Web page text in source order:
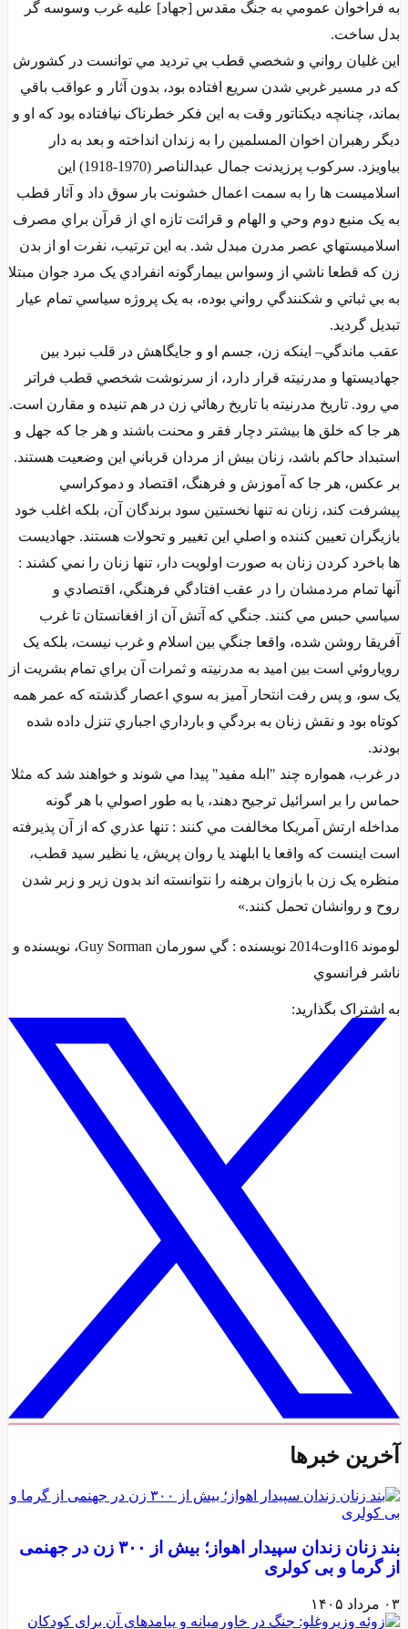
به فراخوان عمومي به جنگ مقدس [جهاد] عليه غرب وسوسه گر
بدل ساخت.
اين غليان رواني و شخصي قطب بي ترديد مي توانست در کشورش
که در مسير غربي شدن سريع افتاده بود، بدون آثار و عواقب باقي
بماند، چنانچه ديکتاتور وقت به اين فکر خطرناک نيافتاده بود که او و
ديگر رهبران اخوان المسلمين را به زندان انداخته و بعد به دار
بياويزد. سرکوب پرزيدنت جمال عبدالناصر (1970-1918) اين
اسلاميست ها را به سمت اعمال خشونت بار سوق داد و آثار قطب
به يک منبع دوم وحي و الهام و قرائت تازه اي از قرآن براي مصرف
اسلاميستهاي عصر مدرن مبدل شد. به اين ترتيب، نفرت او از بدن
زن که قطعا ناشي از وسواس بيمارگونه انفرادي يک مرد جوان مبتلا
به بي ثباتي و شکنندگي رواني بوده، به يک پروژه سياسي تمام عيار
تبديل گرديد.
عقب ماندگي– اينکه زن، جسم او و جايگاهش در قلب نبرد بين
جهاديستها و مدرنيته قرار دارد، از سرنوشت شخصي قطب فراتر
مي رود. تاريخ مدرنيته با تاريخ رهائي زن در هم تنيده و مقارن است.
هر جا که خلق ها بيشتر دچار فقر و محنت باشند و هر جا که جهل و
استبداد حاکم باشد، زنان بيش از مردان قرباني اين وضعيت هستند.
بر عکس، هر جا که آموزش و فرهنگ، اقتصاد و دموکراسي
پيشرفت کند، زنان نه تنها نخستين سود برندگان آن، بلکه اغلب خود
بازيگران تعيين کننده و اصلي اين تغيير و تحولات هستند. جهاديست
ها باخرد کردن زنان به صورت اولويت دار، تنها زنان را نمي کشند :
آنها تمام مردمشان را در عقب افتادگي فرهنگي، اقتصادي و
سياسي حبس مي کنند. جنگي که آتش آن از افغانستان تا غرب
آفريقا روشن شده، واقعا جنگي بين اسلام و غرب نيست، بلکه يک
روياروئي است بين اميد به مدرنيته و ثمرات آن براي تمام بشريت از
يک سو، و پس رفت انتحار آميز به سوي اعصار گذشته که عمر همه
کوتاه بود و نقش زنان به بردگي و بارداري اجباري تنزل داده شده
بودند.
در غرب، همواره چند "ابله مفيد" پيدا مي شوند و خواهند شد که مثلا
حماس را بر اسرائيل ترجيح دهند، يا به طور اصولي با هر گونه
مداخله ارتش آمريکا مخالفت مي کنند : تنها عذري که از آن پذيرفته
است اينست که واقعا يا ابلهند يا روان پريش، يا نظير سيد قطب،
منظره يک زن با بازوان برهنه را نتوانسته اند بدون زير و زبر شدن
روح و روانشان تحمل کنند.»
لوموند 16اوت2014 نويسنده : گي سورمان Guy Sorman، نويسنده و
ناشر فرانسوي
به اشتراک بگذارید:
آخرین خبرها
بند زنان زندان سپیدار اهواز؛ بیش از ۳۰۰ زن در جهنمی
از گرما و بی‌ کولری
۰۳ مرداد ۱۴۰۵